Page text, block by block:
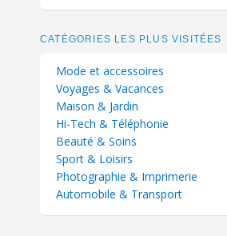
CATÉGORIES LES PLUS VISITÉES
Mode et accessoires
Voyages & Vacances
Maison & Jardin
Hi-Tech & Téléphonie
Beauté & Soins
Sport & Loisirs
Photographie & Imprimerie
Automobile & Transport